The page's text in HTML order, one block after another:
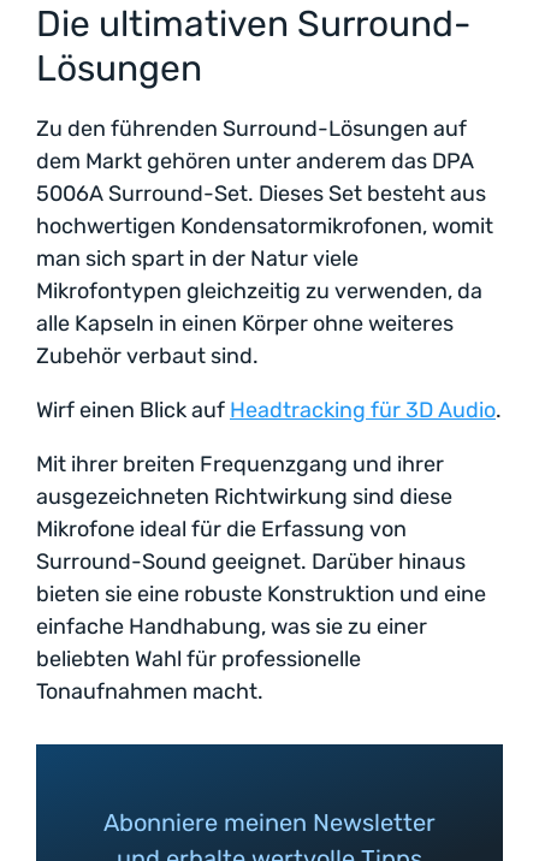
Die ultimativen Surround-
Lösungen
Zu den führenden Surround-Lösungen auf
dem Markt gehören unter anderem das DPA
5006A Surround-Set. Dieses Set besteht aus
hochwertigen Kondensatormikrofonen, womit
man sich spart in der Natur viele
Mikrofontypen gleichzeitig zu verwenden, da
alle Kapseln in einen Körper ohne weiteres
Zubehör verbaut sind.
Wirf einen Blick auf Headtracking für 3D Audio.
Mit ihrer breiten Frequenzgang und ihrer
ausgezeichneten Richtwirkung sind diese
Mikrofone ideal für die Erfassung von
Surround-Sound geeignet. Darüber hinaus
bieten sie eine robuste Konstruktion und eine
einfache Handhabung, was sie zu einer
beliebten Wahl für professionelle
Tonaufnahmen macht.
Abonniere meinen Newsletter